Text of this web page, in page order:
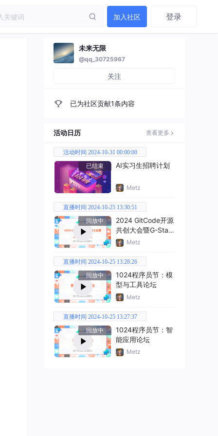
加入社区 登录
未来无限
@qq_30725967
关注
已为社区贡献1条内容
活动日历 查看更多
活动时间 2024-10-31 00:00:00
已结束
AI实习生招聘计划
Metz
直播时间 2024-10-25 13:30:51
回放中
2024 GitCode开源
共创大会暨G-Star
嘉年华
Metz
直播时间 2024-10-25 13:28:26
回放中
1024程序员节：模
型与工具论坛
Metz
直播时间 2024-10-25 13:27:37
回放中
1024程序员节：智
能应用论坛
Metz